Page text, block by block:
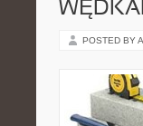
POSTED BY